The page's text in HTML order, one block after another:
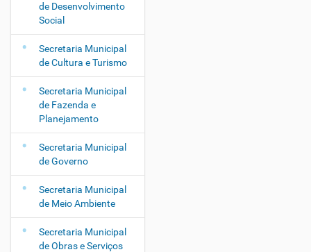
de Desenvolvimento
Social
Secretaria Municipal
de Cultura e Turismo
Secretaria Municipal
de Fazenda e
Planejamento
Secretaria Municipal
de Governo
Secretaria Municipal
de Meio Ambiente
Secretaria Municipal
de Obras e Serviços